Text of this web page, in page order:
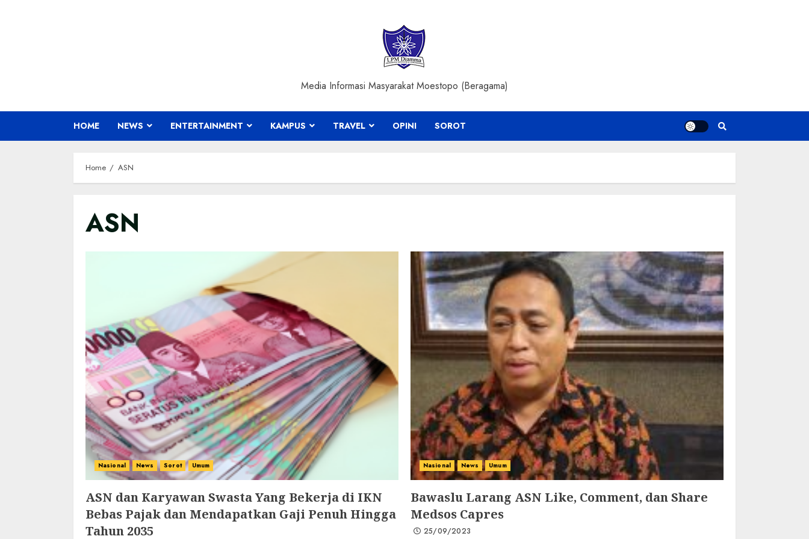
Media Informasi Masyarakat Moestopo (Beragama)
HOME NEWS ENTERTAINMENT KAMPUS TRAVEL OPINI SOROT
Home ASN
ASN
Nasional News Sorot Umum
ASN dan Karyawan Swasta Yang Bekerja di IKN
Bebas Pajak dan Mendapatkan Gaji Penuh Hingga
Tahun 2035
Nasional News Umum
Bawaslu Larang ASN Like, Comment, dan Share
Medsos Capres
25/09/2023